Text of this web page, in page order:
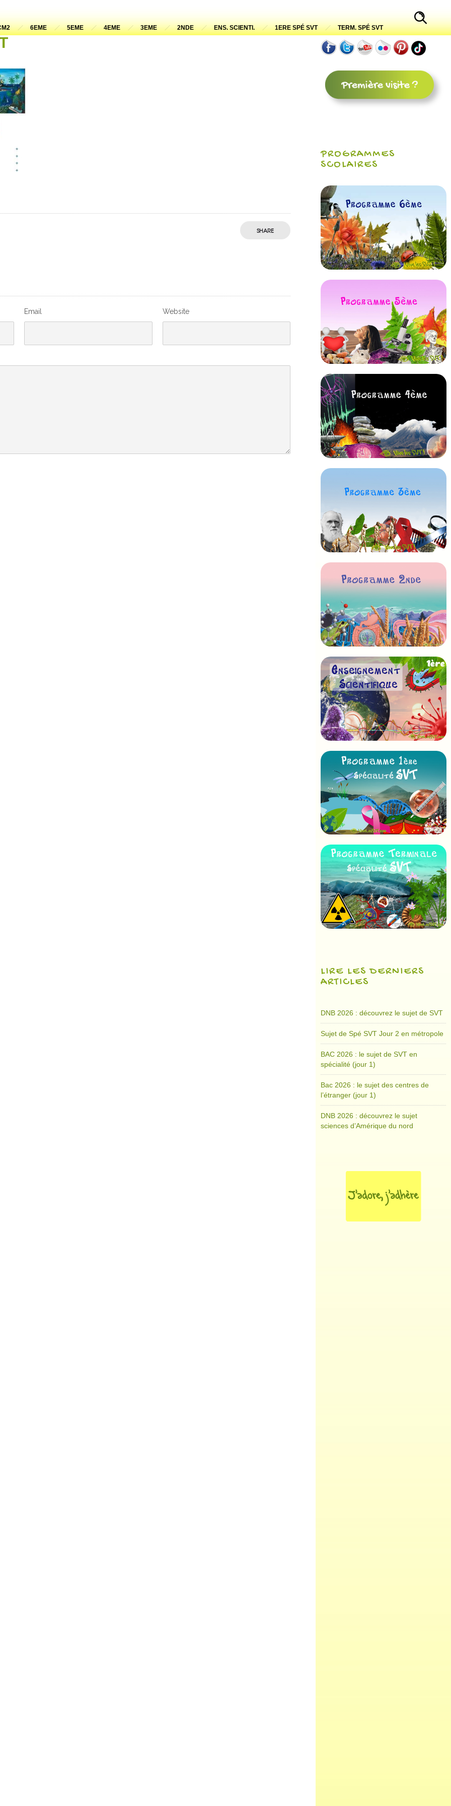
6EME 5EME 4EME 3EME 2NDE ENS. SCIENTI. 1ERE SPÉ SVT TERM. SPÉ SVT
SHARE
Email Website
PROGRAMMES
SCOLAIRES
LIRE LES DERNIERS
ARTICLES
DNB 2026 : découvrez le sujet de SVT
Sujet de Spé SVT Jour 2 en métropole
BAC 2026 : le sujet de SVT en
spécialité (jour 1)
Bac 2026 : le sujet des centres de
l’étranger (jour 1)
DNB 2026 : découvrez le sujet
sciences d’Amérique du nord